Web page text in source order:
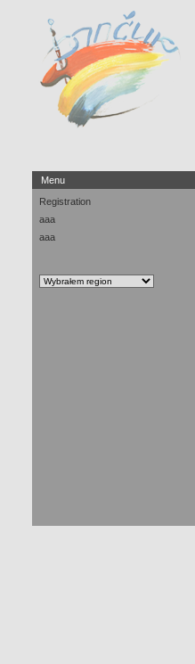
Menu
Registration
aaa
aaa